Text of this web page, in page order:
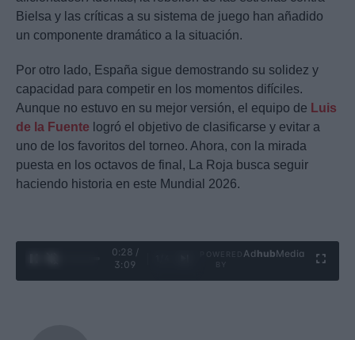
Bielsa y las críticas a su sistema de juego han añadido
un componente dramático a la situación.
Por otro lado, España sigue demostrando su solidez y
capacidad para competir en los momentos difíciles.
Aunque no estuvo en su mejor versión, el equipo de Luis
de la Fuente logró el objetivo de clasificarse y evitar a
uno de los favoritos del torneo. Ahora, con la mirada
puesta en los octavos de final, La Roja busca seguir
haciendo historia en este Mundial 2026.
0:29 /
3:09
Ad hubMedia